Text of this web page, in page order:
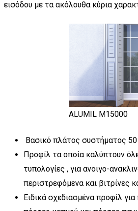
εισόδου με τα ακόλουθα κύρια
ALUMIL M15000
Βασικό πλάτος συστήματος
Προφίλ τα οποία καλύπτουν
τυπολογίες , για ανοιγο-
περιστρεφόμενα και βιτρίνες
Ειδικά σχεδιασμένα προφίλ